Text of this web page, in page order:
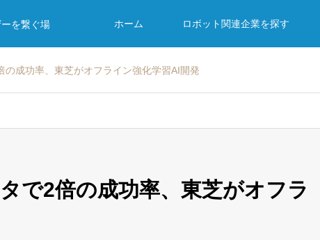
を繋ぐ場 ホーム ロボット関連企業を探す
の成功率、東芝がオフライン強化学習AI開発
で2倍の成功率、東芝がオフラ